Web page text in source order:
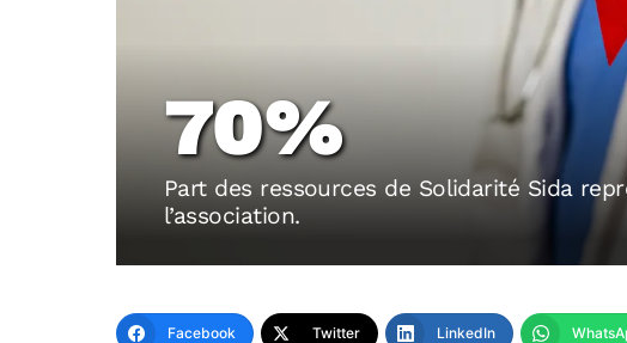
70%
Part des ressources de Solidarité Sida
l’association.
Facebook Twitter LinkedIn